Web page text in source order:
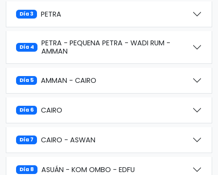
Día 3 PETRA
Día 4
PETRA - PEQUENA PETRA - WADI RUM -
AMMAN
Día 5 AMMAN - CAIRO
Día 6 CAIRO
Día 7 CAIRO - ASWAN
Día 8 ASUÁN - KOM OMBO - EDFU